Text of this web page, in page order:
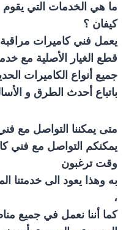
ما هي الخدمات التي يقوم
كيفان ؟
يعمل فني كاميرات
قطع الغيار الأصلية مع
جميع أنواع الكاميرات
باتباع أحدث الطرق و
متى يمكننا التواصل مع
يمكنكم التواصل مع فني
وقت ترغبون
،
كما أننا نعمل في جميع